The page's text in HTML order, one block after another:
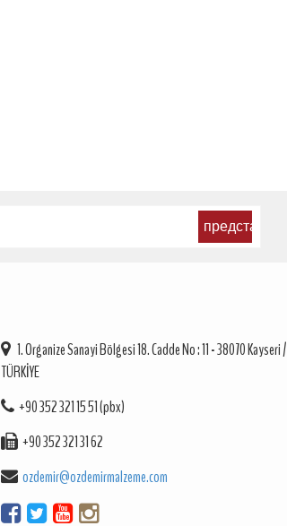
1. Organize Sanayi Bölgesi 18. Cadde No : 11 - 38070 Kayseri /
TÜRKİYE
+90 352 321 15 51 (pbx)
+90 352 321 31 62
ozdemir@ozdemirmalzeme.com